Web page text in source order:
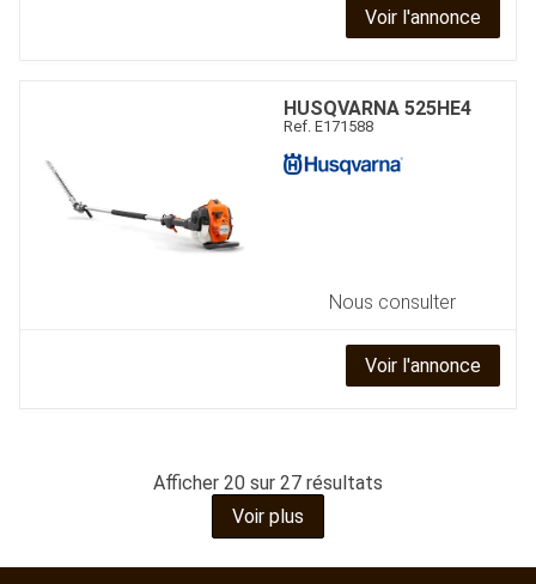
Voir l'annonce
HUSQVARNA 525HE4
Ref. E171588
Nous consulter
Voir l'annonce
Afficher 20 sur 27 résultats
Voir plus